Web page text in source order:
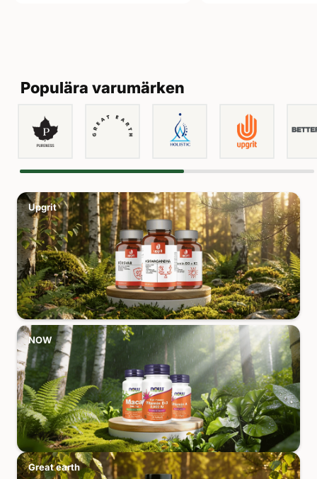
Populära varumärken
Upgrit
NOW
Great earth